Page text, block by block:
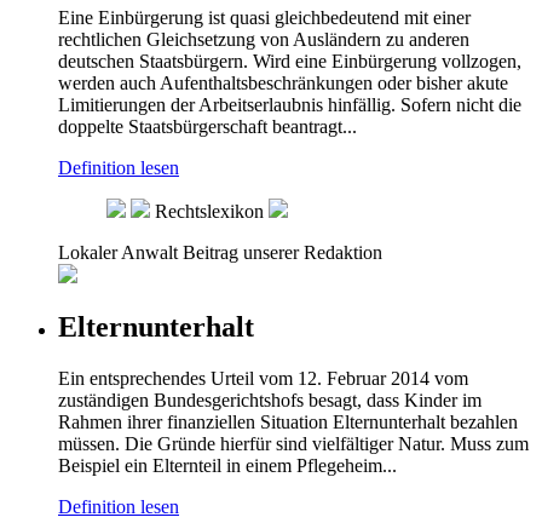
Eine Einbürgerung ist quasi gleichbedeutend mit einer
rechtlichen Gleichsetzung von Ausländern zu anderen
deutschen Staatsbürgern. Wird eine Einbürgerung vollzogen,
werden auch Aufenthaltsbeschränkungen oder bisher akute
Limitierungen der Arbeitserlaubnis hinfällig. Sofern nicht die
doppelte Staatsbürgerschaft beantragt...
Definition lesen
Rechtslexikon
Lokaler Anwalt Beitrag unserer Redaktion
Elternunterhalt
Ein entsprechendes Urteil vom 12. Februar 2014 vom
zuständigen Bundesgerichtshofs besagt, dass Kinder im
Rahmen ihrer finanziellen Situation Elternunterhalt bezahlen
müssen. Die Gründe hierfür sind vielfältiger Natur. Muss zum
Beispiel ein Elternteil in einem Pflegeheim...
Definition lesen